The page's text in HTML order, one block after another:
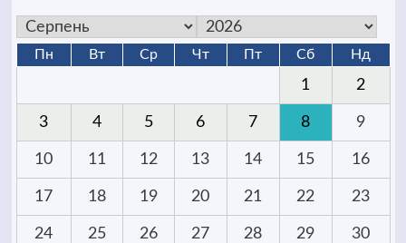
Пн Вт Ср Чт Пт Сб Нд
1 2
3 4 5 6 7 8 9
10 11 12 13 14 15 16
17 18 19 20 21 22 23
24 25 26 27 28 29 30